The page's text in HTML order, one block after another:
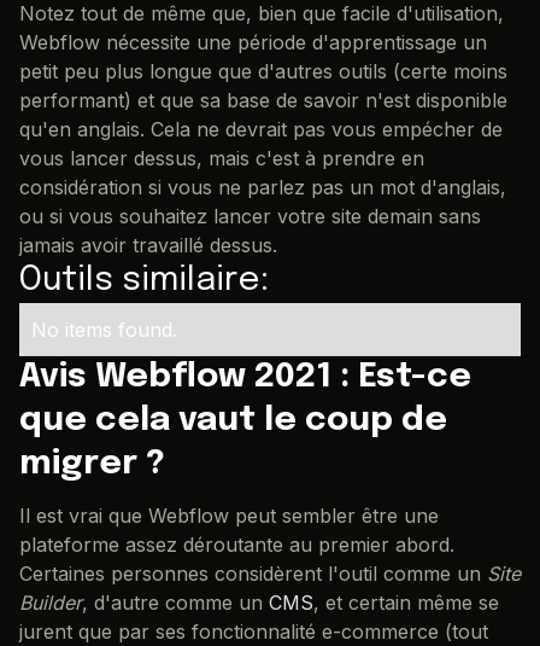
Notez tout de même que, bien que facile d'utilisation,
Webflow nécessite une période d'apprentissage un
petit peu plus longue que d'autres outils (certe moins
performant) et que sa base de savoir n'est disponible
qu'en anglais. Cela ne devrait pas vous empécher de
vous lancer dessus, mais c'est à prendre en
considération si vous ne parlez pas un mot d'anglais,
ou si vous souhaitez lancer votre site demain sans
jamais avoir travaillé dessus.
Outils similaire:
No items found.
Avis Webflow 2021 : Est-ce
que cela vaut le coup de
migrer ?
Il est vrai que Webflow peut sembler être une
plateforme assez déroutante au premier abord.
Certaines personnes considèrent l'outil comme un Site
Builder, d'autre comme un CMS, et certain même se
jurent que par ses fonctionnalité e-commerce (tout